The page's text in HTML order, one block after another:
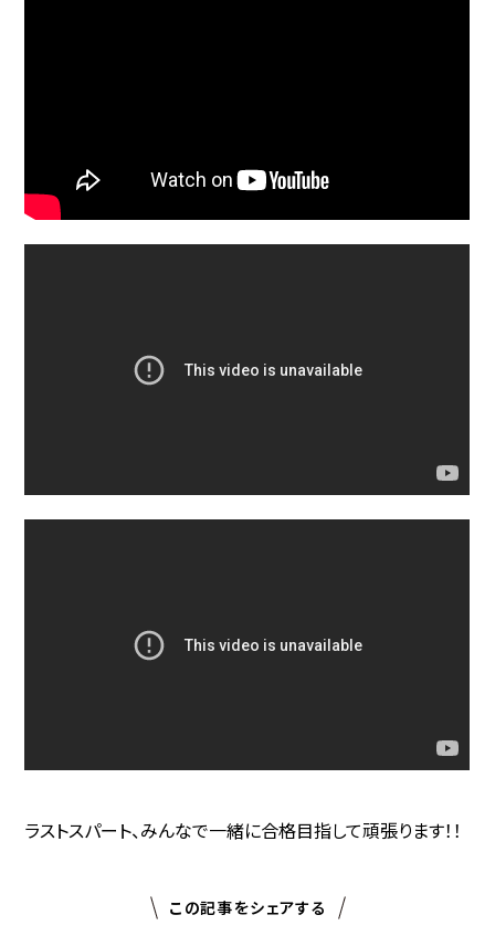
ラストスパート、みんなで一緒に合格目指して頑張ります！！
この記事をシェアする